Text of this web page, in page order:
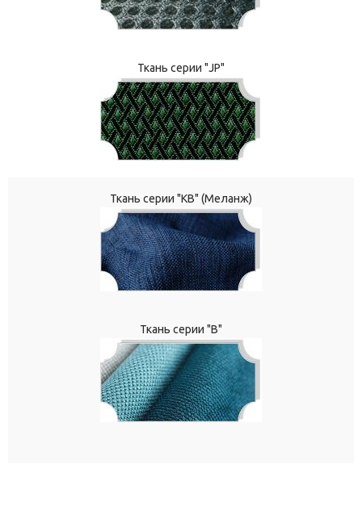
Ткань серии "JP"
Ткань серии "КВ" (Меланж)
Ткань серии "В"